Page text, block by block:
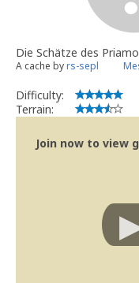
Die Schätze des
A cache byrs-sepl
Difficulty:
Terrain:
Join now to view